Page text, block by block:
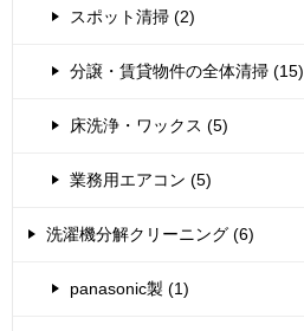
スポット清掃 (2)
分譲・賃貸物件の全体清掃 (15)
床洗浄・ワックス (5)
業務用エアコン (5)
洗濯機分解クリーニング (6)
panasonic製 (1)